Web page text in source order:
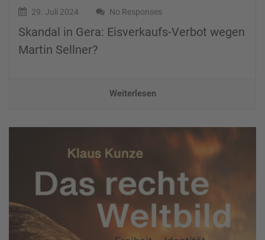
29. Juli 2024 No Responses
Skandal in Gera: Eisverkaufs-Verbot wegen
Martin Sellner?
Weiterlesen